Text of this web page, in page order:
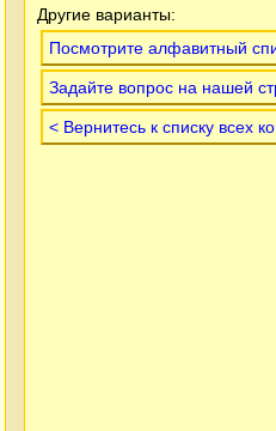
Другие варианты:
Посмотрите алфавитный
Задайте вопрос на нашей
< Вернитесь к списку всех